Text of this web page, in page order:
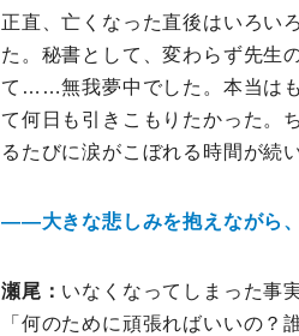
正直、亡くなった直後はいろい
た。秘書として、変わらず先生
て……無我夢中でした。本当は
て何日も引きこもりたかった。
るたびに涙がこぼれる時間が続
――大きな悲しみを抱えながら
瀬尾： いなくなってしまった事
「何のために頑張ればいいの